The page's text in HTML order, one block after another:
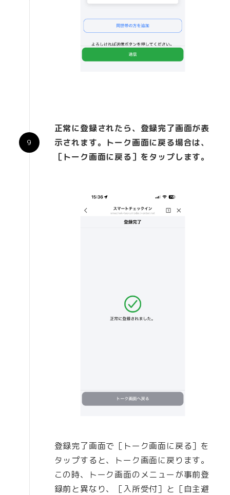
正常に登録されたら、登録完了画面が表
示されます。トーク画面に戻る場合は、
［トーク画面に戻る］をタップします。
登録完了画面で［トーク画面に戻る］を
タップすると、トーク画面に戻ります。
この時、トーク画面のメニューが事前登
録前と異なり、［入所受付］と［自主避